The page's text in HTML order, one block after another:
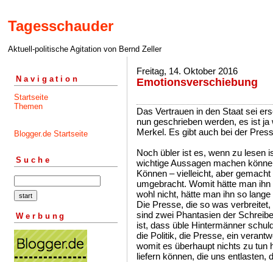
Tagesschauder
Aktuell-politische Agitation von Bernd Zeller
Navigation
Startseite
Themen
Blogger.de Startseite
Suche
Werbung
Freitag, 14. Oktober 2016
Emotionsverschiebung
Das Vertrauen in den Staat sei
nun geschrieben werden, es ist
Merkel. Es gibt auch bei der
Noch übler ist es, wenn zu lesen
wichtige Aussagen machen
Können – vielleicht, aber
umgebracht. Womit hätte man
wohl nicht, hätte man ihn so
Die Presse, die so was
sind zwei Phantasien der
ist, dass üble Hintermänner
die Politik, die Presse, ein
womit es überhaupt nichts zu tun
liefern können, die uns entlasten,